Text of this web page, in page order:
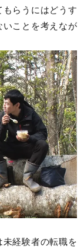
もらうにはどうす
いことを考えなが
未経験者の転職を